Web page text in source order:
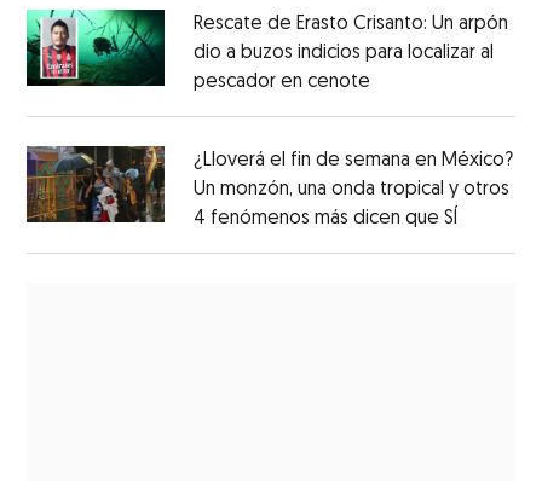
Rescate de Erasto Crisanto: Un arpón
dio a buzos indicios para localizar al
pescador en cenote
¿Lloverá el fin de semana en México?
Un monzón, una onda tropical y otros
4 fenómenos más dicen que SÍ